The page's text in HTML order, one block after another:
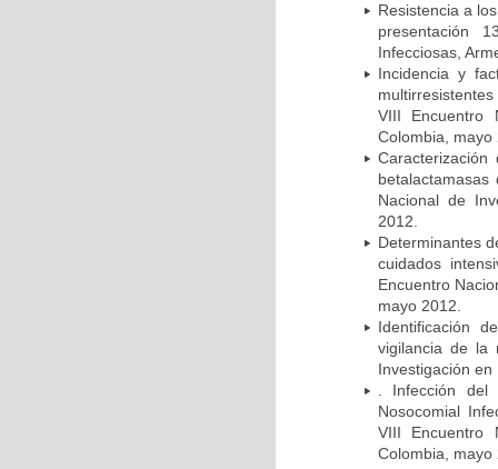
Resistencia a
presentación
Infecciosas,
Incidencia y
VIII Encuentro
Colombia, mayo
Nacional de
2012.
Determinantes
cuidados
Encuentro
mayo 2012.
Identificación
vigilancia de la
Investigación
. Infección
Nosocomial
VIII Encuentro
Colombia, mayo